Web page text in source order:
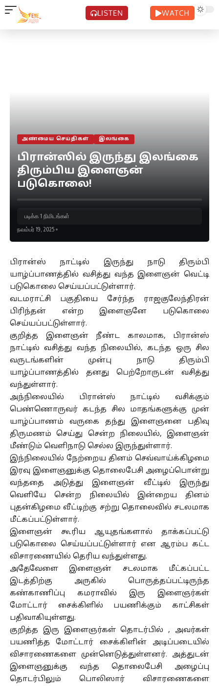
LISTEN WATCH
அண்மைய செய்திகள் இலங்கை
பிரான்ஸில் இருந்து இலங்கை
திரும்பிய இளைஞன்
படுகொலை!
நவம்பர் 19, 2025
படிக்க 1 நிமிடங்கள்
பிரான்ஸ் நாட்டில் இருந்து நாடு திரும்பி
யாழ்ப்பாணத்தில் வசித்து வந்த இளைஞன் வெட்டி
படுகொலை செய்யப்பட்டுள்ளார்.
வடமராட்சி பகுதியை சேர்ந்த ராஜகுலேந்திரன்
பிரிந்தன் என்ற இளைஞனே படுகொலை
செய்யப்பட்டுள்ளார்.
குறித்த இளைஞன் நீண்ட காலமாக, பிரான்ஸ்
நாட்டில் வசித்து வந்த நிலையில், கடந்த ஒரு சில
வருடங்களின் முன்பு நாடு திரும்பி
யாழ்ப்பாணத்தில் தனது பெற்றோருடன் வசித்து
வந்துள்ளார்.
அந்நிலையில் பிரான்ஸ் நாட்டில் வசிக்கும்
பெண்ணொருவர் கடந்த சில மாதங்களுக்கு முன்
யாழ்ப்பாணம் வருகை தந்து இளைஞனை பதிவு
திருமணம் செய்து சென்ற நிலையில், இளைஞன்
மீண்டும் வெளிநாடு செல்ல இருந்துள்ளார்.
இந்நிலையில் நேற்றைய தினம் செவ்வாய்க்கிழமை
இரவு இளைஞனுக்கு தொலைபேசி அழைப்பொன்று
வந்ததை அடுத்து இளைஞன் வீட்டில் இருந்து
வெளியே சென்ற நிலையில் இன்றைய தினம்
புதன்கிழமை வீட்டிற்கு சற்று தொலைவில் சடலமாக
மீட்கப்பட்டுள்ளார்.
இளைஞன் கூரிய ஆயுதங்களால் தாக்கப்பட்டு
படுகொலை செய்யப்பட்டுள்ளார் என ஆரம்ப கட்ட
விசாரணையில் தெரிய வந்துள்ளது.
அதேவேளை இளைஞன் சடலமாக மீட்கப்பட்ட
இடத்திற்கு அருகில் பொருத்தப்பட்டிருந்த
கண்காணிப்பு கமராவில் இரு இளைஞர்கள்
மோட்டார் சைக்கிளில் பயணிக்கும் காட்சிகள்
பதிவாகியுள்ளது.
குறித்த இரு இளைஞர்கள் தொடர்பில் , அவர்கள்
பயணித்த மோட்டார் சைக்கிளின் அடிப்படையில்
விசாரணைகளை முன்னெடுத்துள்ளனர். அத்துடன்
இளைஞனுக்கு வந்த தொலைபேசி அழைப்பு
தொடர்பிலும் பொலிஸார் விசாரணைகளை